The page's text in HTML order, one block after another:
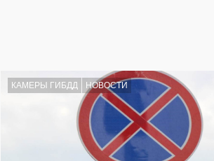
КАМЕРЫ ГИБДД НОВОСТИ